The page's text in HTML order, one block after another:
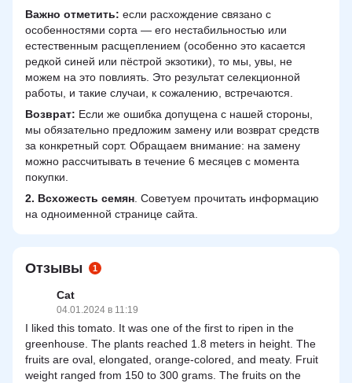
Важно отметить: если расхождение связано с
особенностями сорта — его нестабильностью или
естественным расщеплением (особенно это касается
редкой синей или пёстрой экзотики), то мы, увы, не
можем на это повлиять. Это результат селекционной
работы, и такие случаи, к сожалению, встречаются.
Возврат: Если же ошибка допущена с нашей стороны,
мы обязательно предложим замену или возврат средств
за конкретный сорт. Обращаем внимание: на замену
можно рассчитывать в течение 6 месяцев с момента
покупки.
2. Всхожесть семян . Советуем прочитать информацию
на одноименной странице сайта.
Отзывы 1
Cat
04.01.2024 в 11:19
I liked this tomato. It was one of the first to ripen in the
greenhouse. The plants reached 1.8 meters in height. The
fruits are oval, elongated, orange-colored, and meaty. Fruit
weight ranged from 150 to 300 grams. The fruits on the